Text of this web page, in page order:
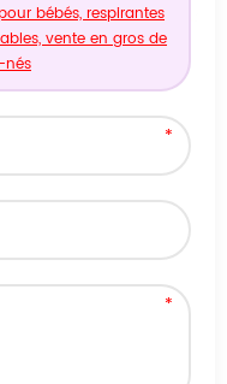
bébés, respirantes
vente en gros de
nés